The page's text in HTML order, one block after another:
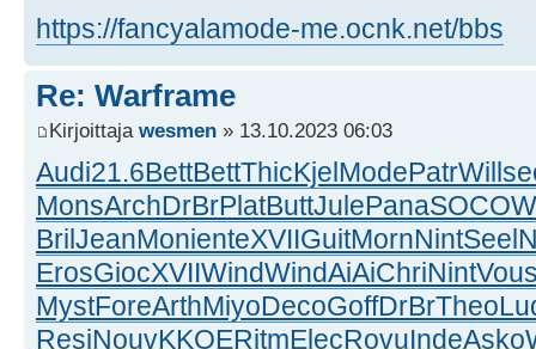
https://fancyalamode-me.ocnk.net/bbs
Re: Warframe
Kirjoittaja wesmen » 13.10.2023 06:03
Audi21.6BettBettThicKjel ModePatrWill
MonsArchDrBrPlatButtJulePanaSOCO
Bril JeanMonienteXVIIGuitMornNintSeel
ErosGiocXVIIWindWindAiAiChriNint
MystForeArthMiyoDecoGoffDrBrTheo
ResiNouvKKOERitmElecRovuIndeAsko